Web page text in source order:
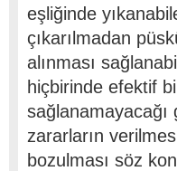
eşliğinde
çıkarılmadan
alınması
hiçbirinde efektif
sağlanamayacağı
zararların
bozulması söz